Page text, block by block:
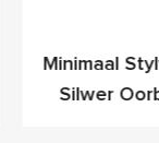
Minimaal
Silwer